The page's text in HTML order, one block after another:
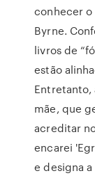
conhecer o
Byrne.
livros de
estão
mãe, que
acreditar
encarei
e designa